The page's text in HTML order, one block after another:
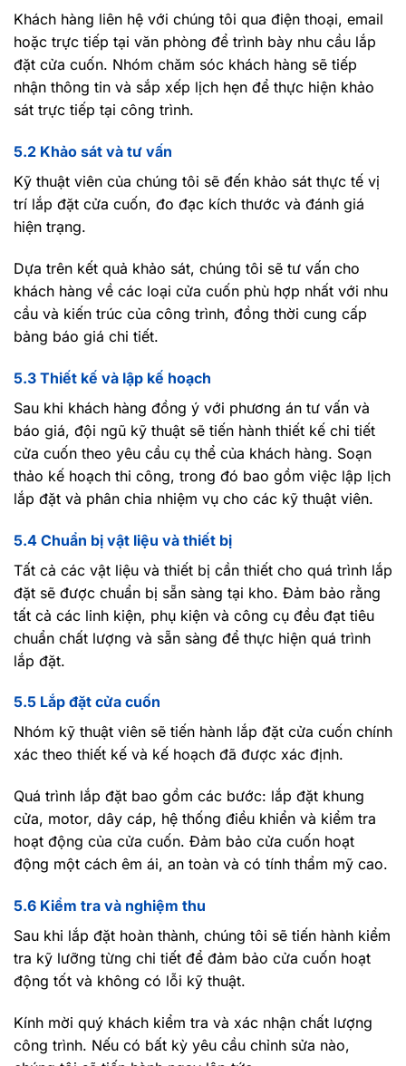
Khách hàng liên hệ với chúng tôi qua điện thoại, email
hoặc trực tiếp tại văn phòng để trình bày nhu cầu lắp
đặt cửa cuốn. Nhóm chăm sóc khách hàng sẽ tiếp
nhận thông tin và sắp xếp lịch hẹn để thực hiện khảo
sát trực tiếp tại công trình.
5.2 Khảo sát và tư vấn
Kỹ thuật viên của chúng tôi sẽ đến khảo sát thực tế vị
trí lắp đặt cửa cuốn, đo đạc kích thước và đánh giá
hiện trạng.
Dựa trên kết quả khảo sát, chúng tôi sẽ tư vấn cho
khách hàng về các loại cửa cuốn phù hợp nhất với nhu
cầu và kiến trúc của công trình, đồng thời cung cấp
bảng báo giá chi tiết.
5.3 Thiết kế và lập kế hoạch
Sau khi khách hàng đồng ý với phương án tư vấn và
báo giá, đội ngũ kỹ thuật sẽ tiến hành thiết kế chi tiết
cửa cuốn theo yêu cầu cụ thể của khách hàng. Soạn
thảo kế hoạch thi công, trong đó bao gồm việc lập lịch
lắp đặt và phân chia nhiệm vụ cho các kỹ thuật viên.
5.4 Chuẩn bị vật liệu và thiết bị
Tất cả các vật liệu và thiết bị cần thiết cho quá trình lắp
đặt sẽ được chuẩn bị sẵn sàng tại kho. Đảm bảo rằng
tất cả các linh kiện, phụ kiện và công cụ đều đạt tiêu
chuẩn chất lượng và sẵn sàng để thực hiện quá trình
lắp đặt.
5.5 Lắp đặt cửa cuốn
Nhóm kỹ thuật viên sẽ tiến hành lắp đặt cửa cuốn chính
xác theo thiết kế và kế hoạch đã được xác định.
Quá trình lắp đặt bao gồm các bước: lắp đặt khung
cửa, motor, dây cáp, hệ thống điều khiển và kiểm tra
hoạt động của cửa cuốn. Đảm bảo cửa cuốn hoạt
động một cách êm ái, an toàn và có tính thẩm mỹ cao.
5.6 Kiểm tra và nghiệm thu
Sau khi lắp đặt hoàn thành, chúng tôi sẽ tiến hành kiểm
tra kỹ lưỡng từng chi tiết để đảm bảo cửa cuốn hoạt
động tốt và không có lỗi kỹ thuật.
Kính mời quý khách kiểm tra và xác nhận chất lượng
công trình. Nếu có bất kỳ yêu cầu chỉnh sửa nào,